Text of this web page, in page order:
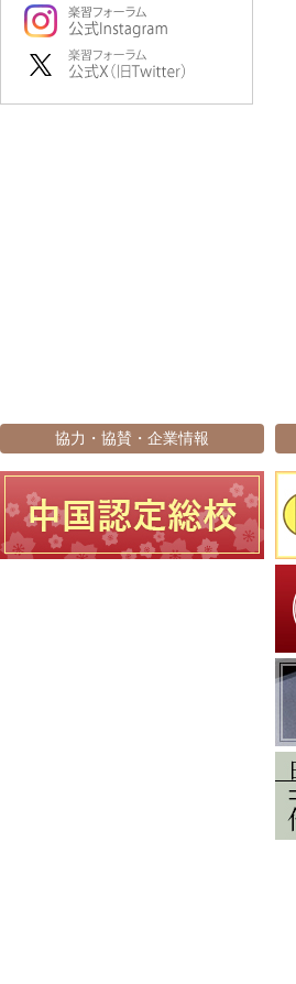
協力・協賛・企業情報